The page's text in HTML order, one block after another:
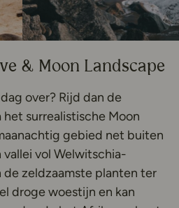
& Moon Landscape
over? Rijd dan de
surrealistische Moon
gebied net buiten
vallei vol Welwitschia-
de zeldzaamste planten ter
droge woestijn en kan